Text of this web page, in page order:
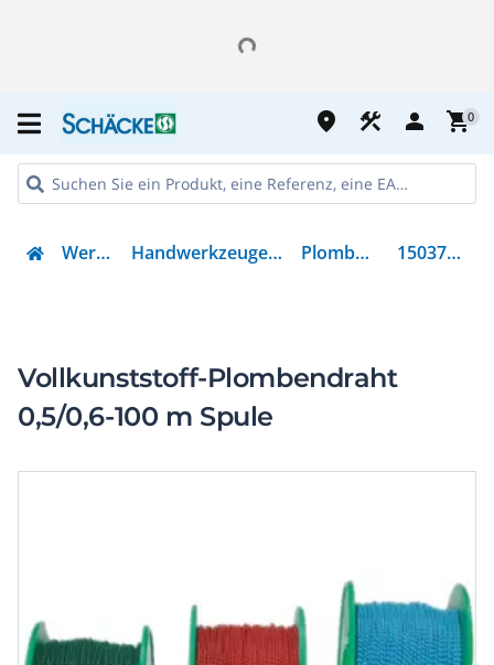
place construction person shopping_cart0
Werkzeug Handwerkzeuge & Zubehör Plombendraht 150375 BLAU
Vollkunststoff-Plombendraht
0,5/0,6-100 m Spule